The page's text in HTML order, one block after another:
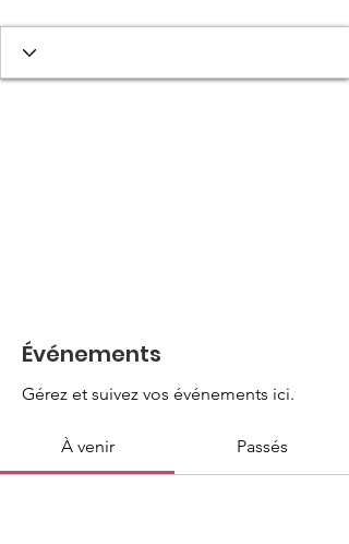
Événements
Gérez et suivez vos événements ici.
À venir Passés